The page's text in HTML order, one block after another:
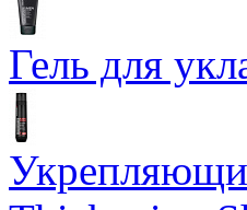
Гель для